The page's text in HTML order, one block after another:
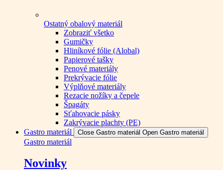
Ostatný obalový materiál
Zobraziť všetko
Gumičky
Hliníkové fólie (Alobal)
Papierové tašky
Penové materiály
Prekrývacie fólie
Výplňové materiály
Rezacie nožíky a čepele
Špagáty
Sťahovacie pásky
Zakrývacie plachty (PE)
Gastro materiál
Close Gastro materiál Open Gastro materiál
Gastro materiál
Novinky